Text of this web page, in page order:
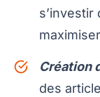
Création
des